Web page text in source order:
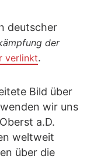
deutscher
der
verlinkt.
Bild über
wir uns
a.D.
weltweit
über die